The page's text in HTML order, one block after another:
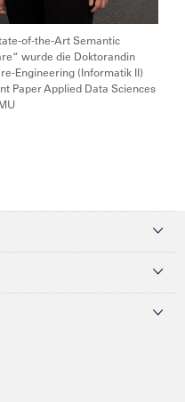
of-the-Art Semantic
wurde die Doktorandin
Engineering (Informatik II)
Paper Applied Data Sciences